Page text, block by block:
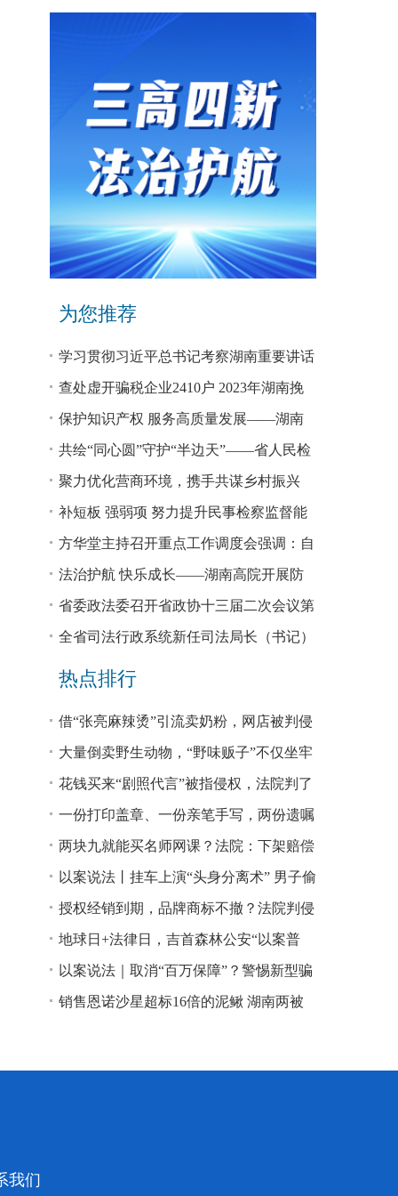
为您推荐
学习贯彻习近平总书记考察湖南重要讲话
和指示精神专题研讨班开班
查处虚开骗税企业2410户 2023年湖南挽
回税款损失48.2亿元
保护知识产权 服务高质量发展——湖南
省公安厅公布打击侵犯知识产权犯罪10起
典型案例
共绘“同心圆”守护“半边天”——省人民检
察院、省妇联共同主办检察开放日活动
聚力优化营商环境，携手共谋乡村振兴
—— 省法院驻大坪村工作队、村“两委”干
部赴企参观学习调研
补短板 强弱项 努力提升民事检察监督能
力
方华堂主持召开重点工作调度会强调：自
我加压 砥砺奋进 推动工作更有成效 更加
出彩
法治护航 快乐成长——湖南高院开展防
欺凌、防性侵公益普法宣讲
省委政法委召开省政协十三届二次会议第
0327号提案办理座谈会
全省司法行政系统新任司法局长（书记）
培训班开班 方华堂作专题辅导
热点排行
借“张亮麻辣烫”引流卖奶粉，网店被判侵
权！
大量倒卖野生动物，“野味贩子”不仅坐牢
还得赔钱
花钱买来“剧照代言”被指侵权，法院判了
一份打印盖章、一份亲笔手写，两份遗嘱
谁说了算？
两块九就能买名师网课？法院：下架赔偿
以案说法丨挂车上演“头身分离术” 男子偷
逃高速通行费获刑
授权经销到期，品牌商标不撤？法院判侵
权！
地球日+法律日，吉首森林公安“以案普
法”
以案说法｜取消“百万保障”？警惕新型骗
局！
销售恩诺沙星超标16倍的泥鳅 湖南两被
我们